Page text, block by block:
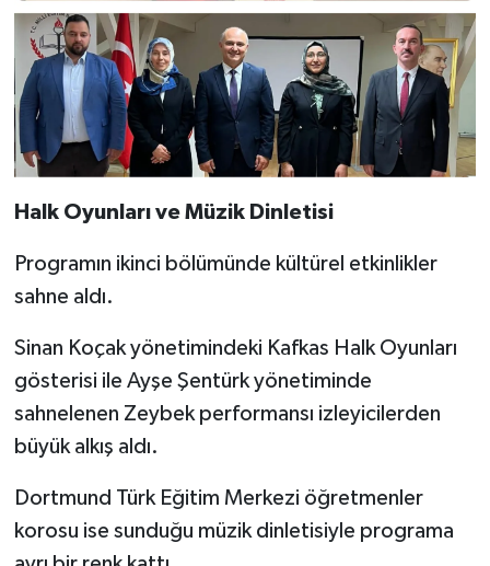
Halk Oyunları ve Müzik Dinletisi
Programın ikinci bölümünde kültürel etkinlikler
sahne aldı.
Sinan Koçak yönetimindeki Kafkas Halk Oyunları
gösterisi ile Ayşe Şentürk yönetiminde
sahnelenen Zeybek performansı izleyicilerden
büyük alkış aldı.
Dortmund Türk Eğitim Merkezi öğretmenler
korosu ise sunduğu müzik dinletisiyle programa